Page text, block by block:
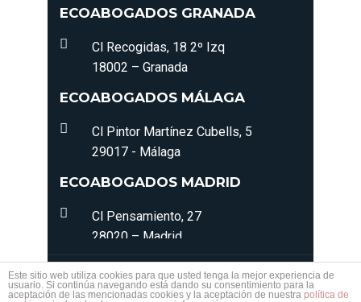
ECOABOGADOS GRANADA
Cl Recogidas, 18 2º Izq
18002 – Granada
ECOABOGADOS MÁLAGA
Cl Pintor Martínez Cubells, 5
29017 - Málaga
ECOABOGADOS MADRID
Cl Pensamiento, 27
28020 – Madrid
© 2022 - 2026 ECOABOGADOS. Todos los derechos
reservados. |Política de Privacidad|Política de
Este sitio web utiliza cookies para que usted tenga la mejor experiencia de
usuario. Si continúa navegando está dando su consentimiento para la
aceptación de las mencionadas cookies y la aceptación de nuestra política de